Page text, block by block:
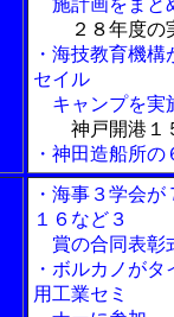
施計画をまと
２８年度の
・海技教育機
セイル
キャンプを実
神戸開港１
・神田造船所
・海事３学会
１６など３
賞の合同表
・ボルカノが
用工業セミ